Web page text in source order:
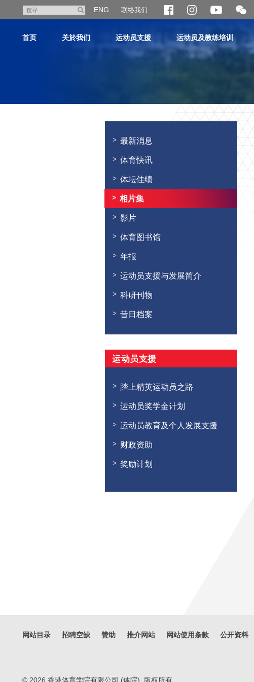
寻
ENG 联络我们
开
合
维
首页 关於我们 运动员支援 运动员及教练培训
最新消息
体育快讯
体坛佳绩
相片集
影片
体育图书馆
年报
运动员支援与发展简介
科研刊物
昔日档案
运动员支援
踏上精英运动员之路
运动员奖学金计划
运动员教育及个人发展支援
财政资助
奖励计划
网站目录 招聘空缺 赞助 推介网站 网站使用条款 公开资料
© 2026 香港体育学院有限公司 (体院). 版权所有.